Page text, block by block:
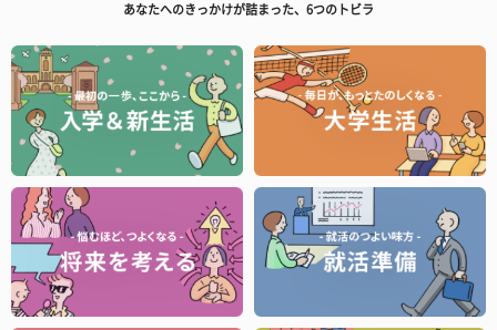
あなたへのきっかけが詰まった、6つのトビラ